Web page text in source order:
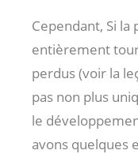
Cependant, Si la
entièrement
perdus (voir la
pas non plus
le
avons quelques